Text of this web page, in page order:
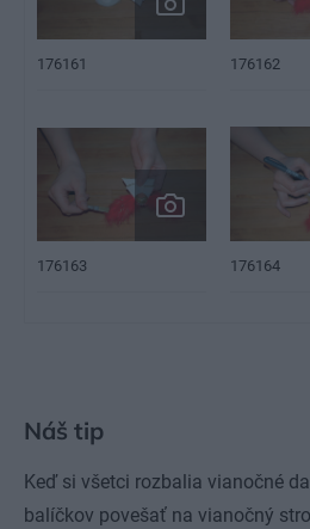
176161 176162
176163 176164
Náš tip
Keď si všetci rozbalia vianočné
balíčkov povešať na vianočný